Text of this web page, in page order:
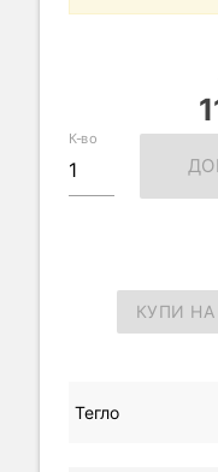
К-во
КУПИ НА
Тегло